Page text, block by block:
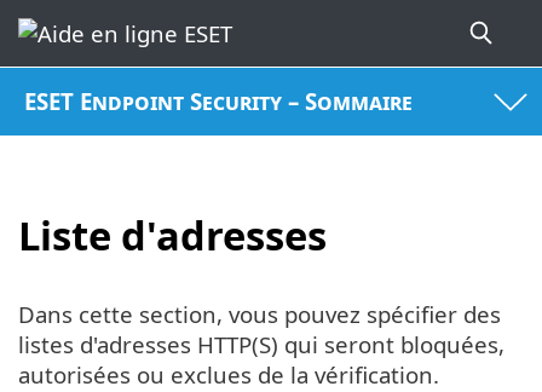
ESET Endpoint Security – Sommaire
Liste d'adresses
Dans cette section, vous pouvez spécifier des
listes d'adresses HTTP(S) qui seront bloquées,
autorisées ou exclues de la vérification.